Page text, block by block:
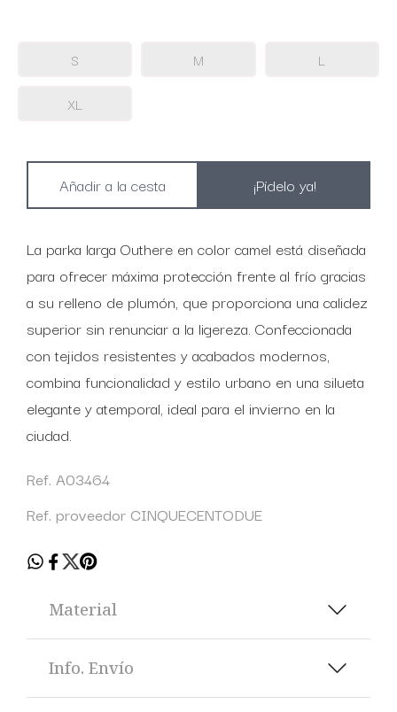
S M L
XL
¡Pídelo ya!
La parka larga Outhere en color camel está diseñada
para ofrecer máxima protección frente al frío gracias
a su relleno de plumón, que proporciona una calidez
superior sin renunciar a la ligereza. Confeccionada
con tejidos resistentes y acabados modernos,
combina funcionalidad y estilo urbano en una silueta
elegante y atemporal, ideal para el invierno en la
ciudad.
Ref. A03464
Ref. proveedor CINQUECENTODUE
Material
Info. Envío